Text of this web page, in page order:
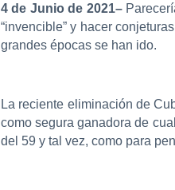
4 de Junio de 2021–
“invencible” y hacer
grandes épocas se han ido.
La reciente eliminación de
como segura ganadora de
del 59 y tal vez, como para